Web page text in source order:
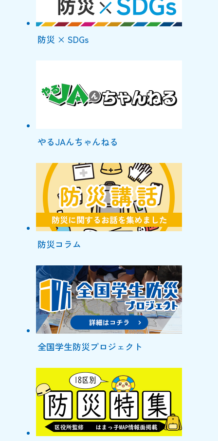
防災 × SDGs
やるJAんちゃんねる
防災コラム
全国学生防災プロジェクト